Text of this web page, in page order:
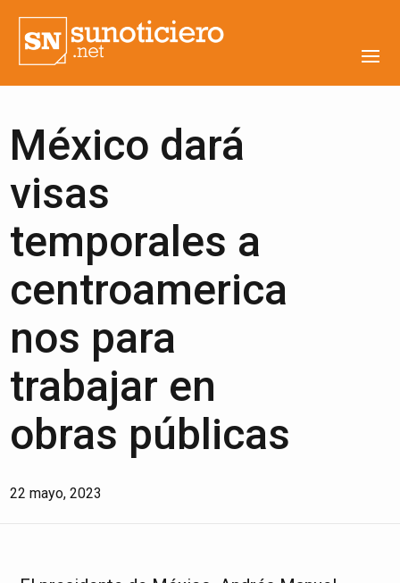
México dará
visas
temporales a
centroamerica
nos para
trabajar en
obras públicas
22 mayo, 2023